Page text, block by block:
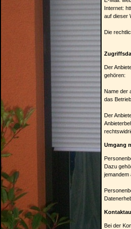
Internet:
auf dieser
Die
Der
gehören:
Name der
das
Der
Umgang
Dazu
jemandem
Bei der